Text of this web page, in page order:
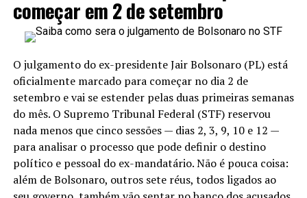
começar em 2 de setembro
O julgamento do ex-presidente Jair Bolsonaro (PL) está
oficialmente marcado para começar no dia 2 de
setembro e vai se estender pelas duas primeiras semanas
do mês. O Supremo Tribunal Federal (STF) reservou
nada menos que cinco sessões — dias 2, 3, 9, 10 e 12 —
para analisar o processo que pode definir o destino
político e pessoal do ex-mandatário. Não é pouca coisa:
além de Bolsonaro, outros sete réus, todos ligados ao